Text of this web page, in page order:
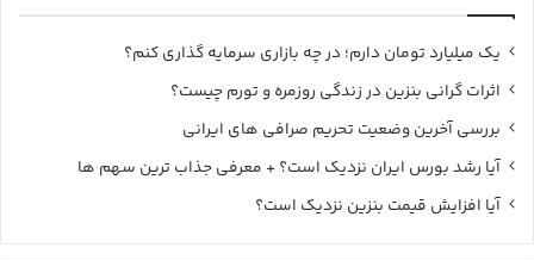
یک میلیارد تومان دارم؛ در چه بازاری سرمایه گذاری کنم؟
اثرات گرانی بنزین در زندگی روزمره و تورم چیست؟
بررسی آخرین وضعیت تحریم صرافی های ایرانی
آیا رشد بورس ایران نزدیک است؟ + معرفی جذاب ترین سهم ها
آیا افزایش قیمت بنزین نزدیک است؟